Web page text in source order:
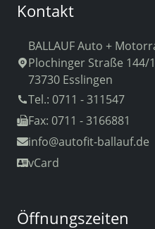
Kontakt
BALLAUF Auto +
Plochinger Straße 144/1
73730 Esslingen
Tel.: 0711 - 311547
Fax: 0711 - 3166881
info@autofit-ballauf.de
vCard
Öffnungszeiten